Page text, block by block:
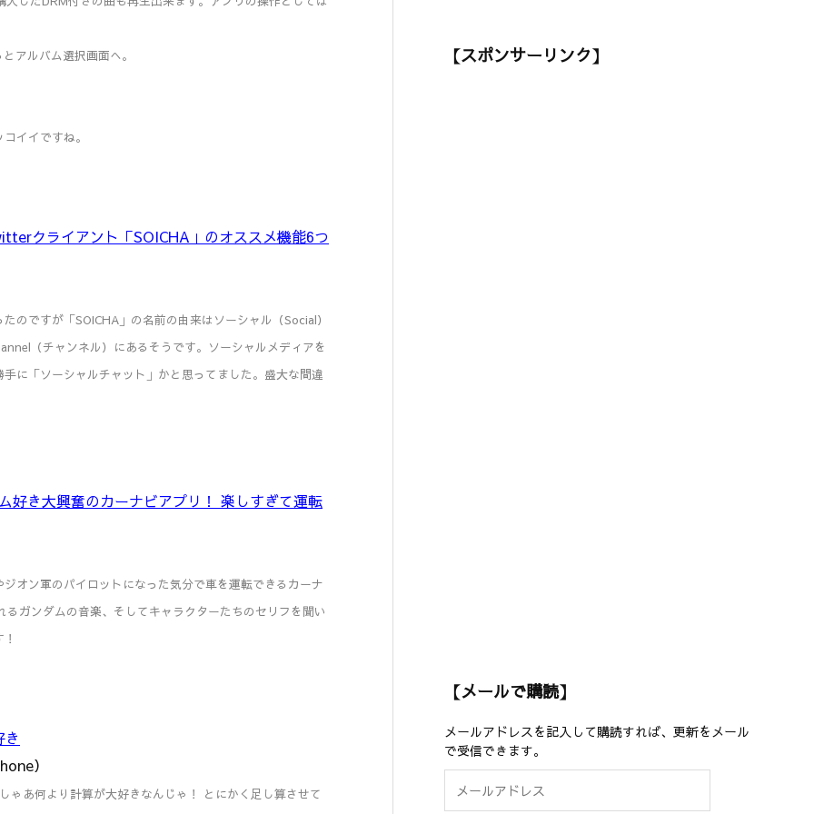
アルバム選択画面へ。
イイですね。
クライアント「SOICHA」のオススメ機能6つ
のですが「SOICHA」の名前の由来はソーシャル（Social）
（チャンネル）にあるそうです。ソーシャルメディアを
に「ソーシャルチャット」かと思ってました。盛大な間違
好き大興奮のカーナビアプリ！ 楽しすぎて運転
オン軍のパイロットになった気分で車を運転できるカーナ
ガンダムの音楽、そしてキャラクターたちのセリフを聞い
）
あ何より計算が大好きなんじゃ！ とにかく足し算させて
【スポンサーリンク】
【メールで購読】
メールアドレスを記入して購読すれば、更新をメール
で受信できます。